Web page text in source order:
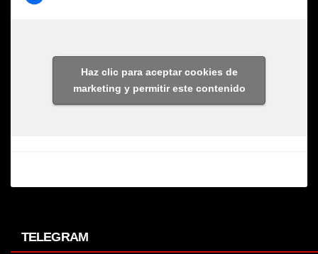
Haz clic para aceptar cookies de
marketing y permitir este contenido
TELEGRAM